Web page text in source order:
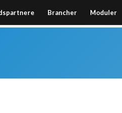
Brancher Moduler